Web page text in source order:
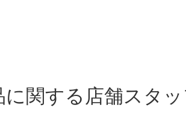
に関する店舗スタ